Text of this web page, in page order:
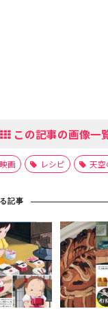
この記事の画像一
画 レシピ 天空
記事